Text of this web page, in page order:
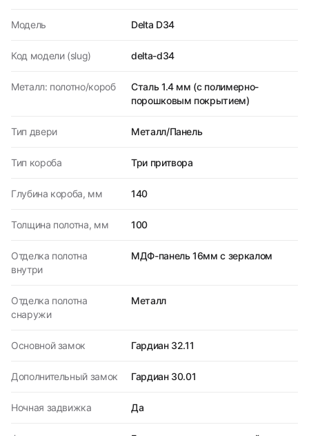
Модель Delta D34
Код модели (slug) delta-d34
Металл: полотно/короб
Сталь 1.4 мм (с полимерно-
порошковым покрытием)
Тип двери Металл/Панель
Тип короба Три притвора
Глубина короба, мм 140
Толщина полотна, мм 100
Отделка полотна
внутри
МДФ-панель 16мм с зеркалом
Отделка полотна
снаружи
Металл
Основной замок Гардиан 32.11
Дополнительный замок Гардиан 30.01
Ночная задвижка Да